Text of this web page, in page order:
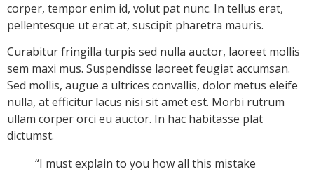
corper, tempor enim id, volut pat nunc. In tellus erat,
pellentesque ut erat at, suscipit pharetra mauris.
Curabitur fringilla turpis sed nulla auctor, laoreet mollis
sem maxi mus. Suspendisse laoreet feugiat accumsan.
Sed mollis, augue a ultrices convallis, dolor metus eleife
nulla, at efficitur lacus nisi sit amet est. Morbi rutrum
ullam corper orci eu auctor. In hac habitasse plat
dictumst.
“I must explain to you how all this mistake